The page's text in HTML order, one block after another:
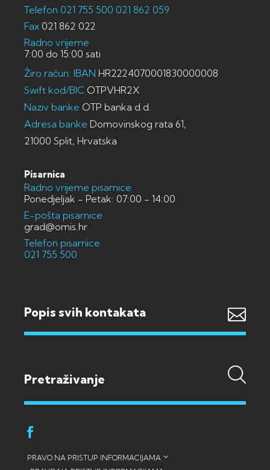
Telefon 021 755 500 021 862 059
Fax 021 862 022
Radno vrijeme
7:00 do 15:00 sati
Žiro račun: IBAN HR2224070001830000008
Swift kod/BIC OTPVHR2X
Naziv banke OTP banka d.d.
Adresa banke Domovinskog rata 61,
21000 Split, Hrvatska
Pisarnica
Radno vrijeme pisarnice
Ponedjeljak - Petak: 07:00 - 14:00
E-pošta pisarnice
grad@omis.hr
Telefon pisarnice
021 755 500
Popis svih kontakata
PRAVO NA PRISTUP INFORMACIJAMA